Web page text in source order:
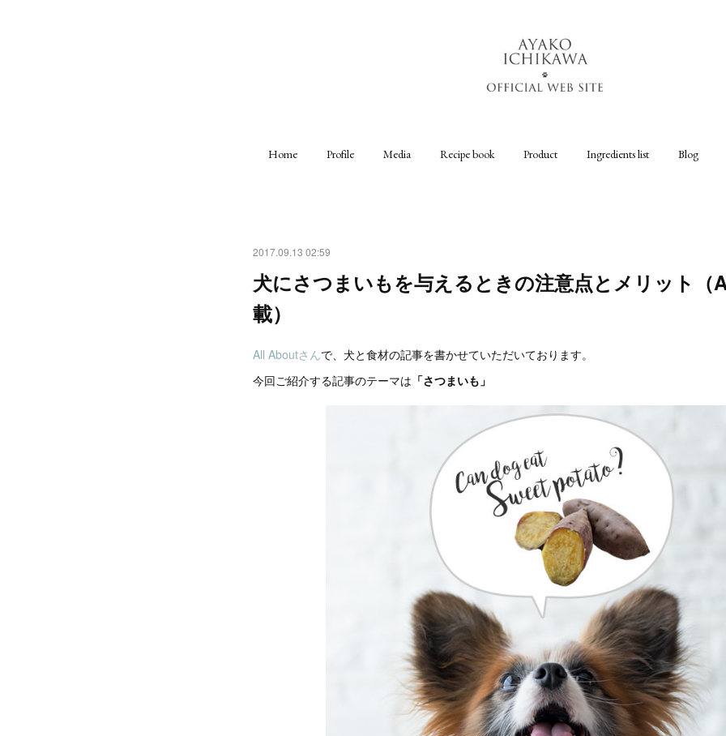
Home Profile Media Recipe book Product Ingredients list Blog
2017.09.13 02:59
犬にさつまいもを与えるときの注意点とメリット
載）
All Aboutさんで、犬と食材の記事を書かせていただいております。
今回ご紹介する記事のテーマは 「さつまいも」